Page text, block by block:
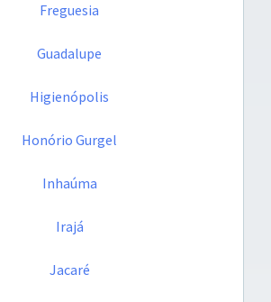
Freguesia
Guadalupe
Higienópolis
Honório Gurgel
Inhaúma
Irajá
Jacaré